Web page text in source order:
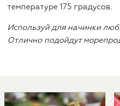
температуре 175 градусов.
Используй для начинки
Отлично подойдут